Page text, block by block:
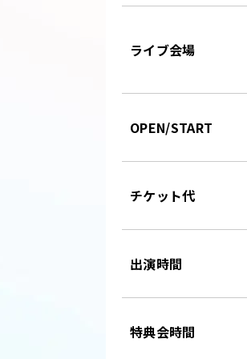
ライブ会場
OPEN/START
チケット代
出演時間
特典会時間